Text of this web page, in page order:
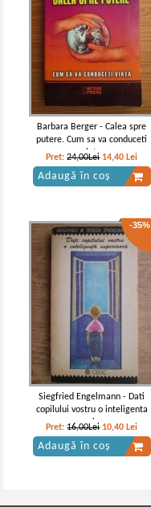
Barbara Berger - Calea spre
putere. Cum sa va conduceti
viata
Pret:24,00Lei 14,40 Lei
Adaugă în coș
-35%
Siegfried Engelmann - Dati
copilului vostru o inteligenta
superioara
Pret:16,00Lei 10,40 Lei
Adaugă în coș